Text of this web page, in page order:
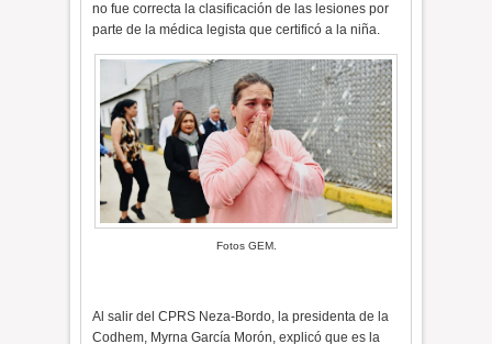
no fue correcta la clasificación de las lesiones por
parte de la médica legista que certificó a la niña.
Fotos GEM.
Al salir del CPRS Neza-Bordo, la presidenta de la
Codhem, Myrna García Morón, explicó que es la